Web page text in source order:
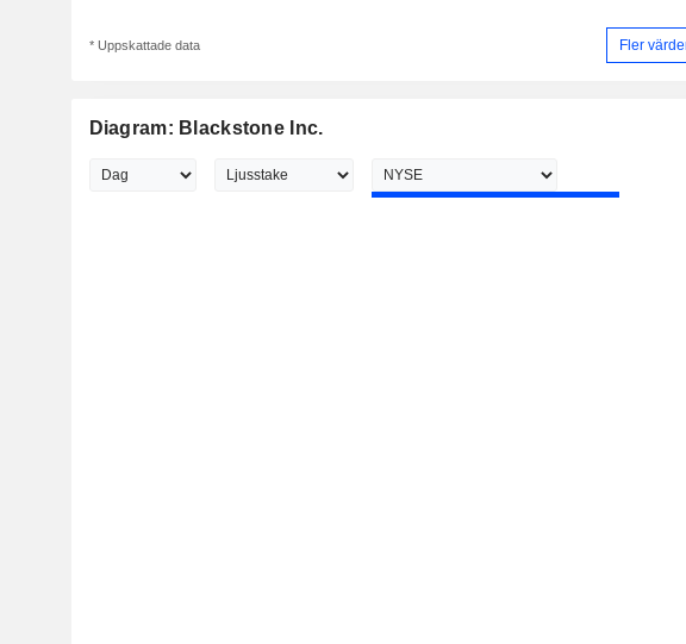
* Uppskattade data Fler
Diagram: Blackstone Inc.